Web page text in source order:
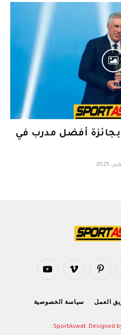
بجائزة أفضل مدرب في
بينتيريستفيميو يوتيوب
العمل سياسة الخصوصية
.